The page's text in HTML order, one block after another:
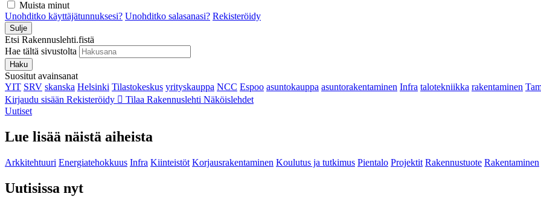
Muista minut
Unohditko käyttäjätunnuksesi? Unohditko salasanasi? Rekisteröidy
Sulje
Etsi Rakennuslehti.fistä
Hae tältä sivustolta
Haku
Suositut avainsanat
YIT SRV skanska Helsinki Tilastokeskus yrityskauppa NCC Espoo asuntokauppa asuntorakentaminen Infra talotekniikka rakentaminen
Kirjaudu sisään Rekisteröidy Tilaa Rakennuslehti Näköislehdet
Uutiset
Lue lisää näistä aiheista
Arkkitehtuuri Energiatehokkuus Infra Kiinteistöt Korjausrakentaminen Koulutus ja tutkimus Pientalo Projektit Rakennustuote Rakentaminen
Uutisissa nyt